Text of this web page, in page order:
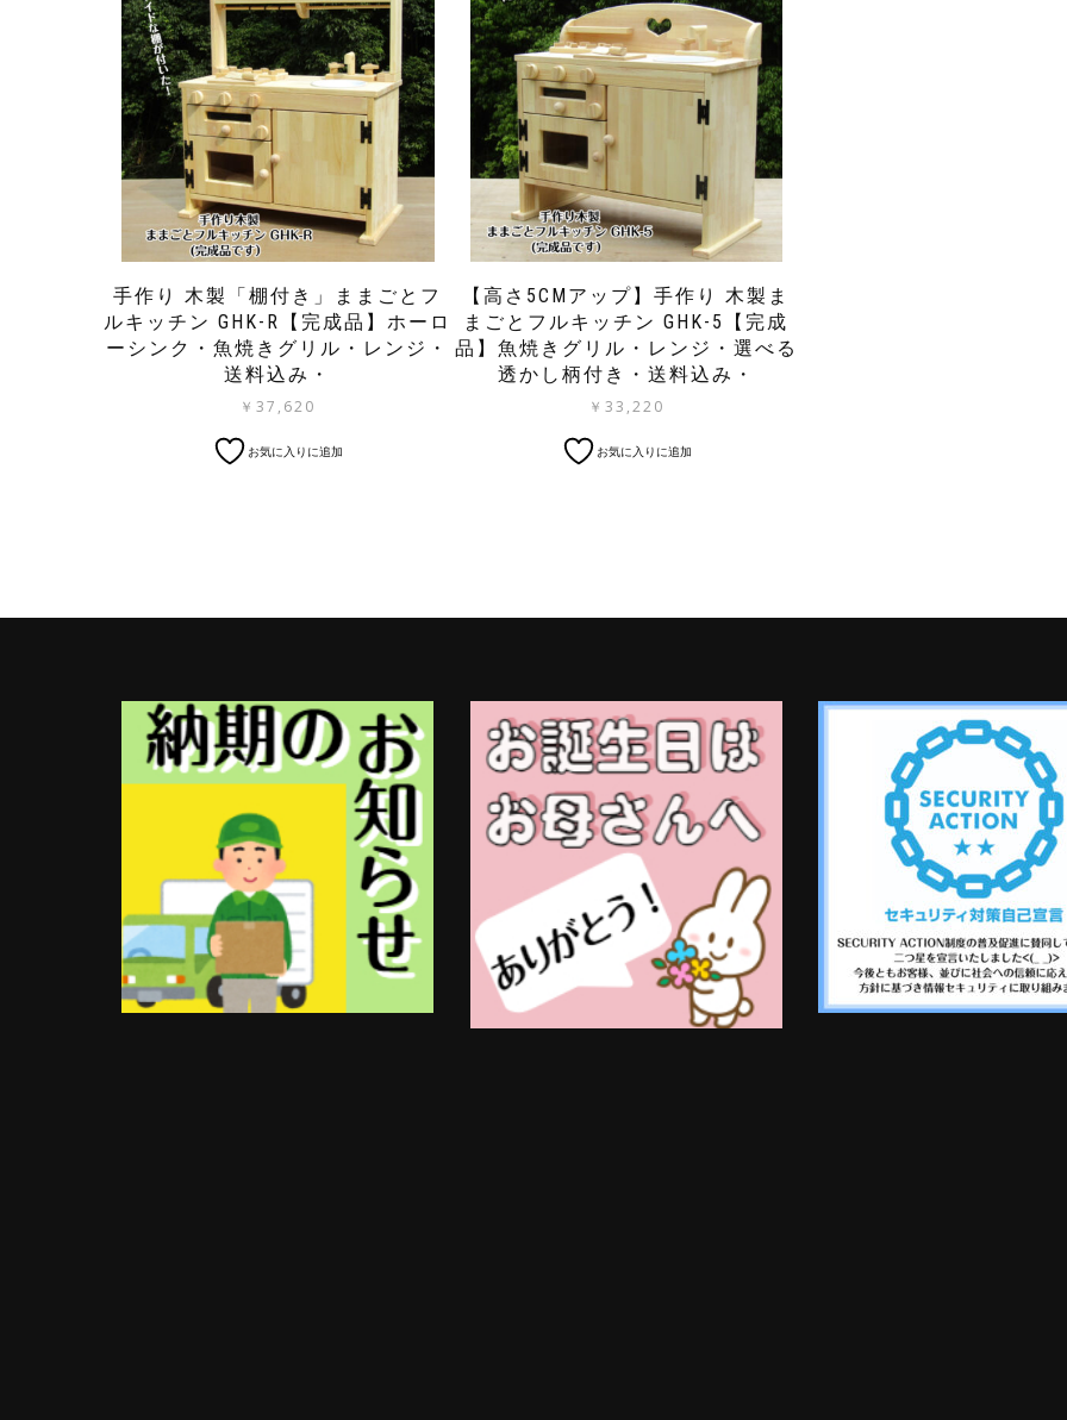
手作り 木製「棚付き」ままごとフ
ルキッチン GHK-R【完成品】ホーロ
ーシンク・魚焼きグリル・レンジ・
送料込み・
￥37,620
お気に入りに追加
【高さ5CMアップ】手作り 木製ま
まごとフルキッチン GHK-5【完成
品】魚焼きグリル・レンジ・選べる
透かし柄付き・送料込み・
￥ 33,220
お気に入りに追加